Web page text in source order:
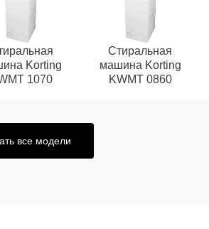
Korting
1070
Стиральная
машина Korting
KWMT 0860
все модели